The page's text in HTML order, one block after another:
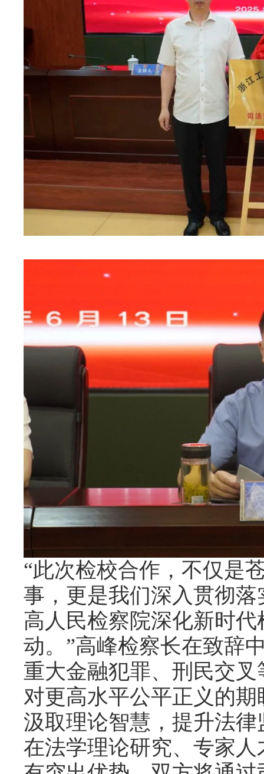
“此次检校合作，不仅是
事，更是我们深入贯彻
高人民检察院深化新时
动。”高峰检察长在致辞
重大金融犯罪、刑民交
对更高水平公平正义的
汲取理论智慧，提升法
在法学理论研究、专家